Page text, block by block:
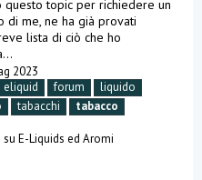
questo topic per richiedere un
di me, ne ha già provati
lista di ciò che ho
2023
eliquid forum
liquido
tabacchi
tabacco
E-Liquids ed Aromi